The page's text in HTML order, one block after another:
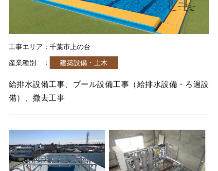
工事エリア：千葉市上の台
産業種別 ： 建築設備・土木
給排水設備工事、プール設備工事（給排水設備・ろ過設
備）、撤去工事